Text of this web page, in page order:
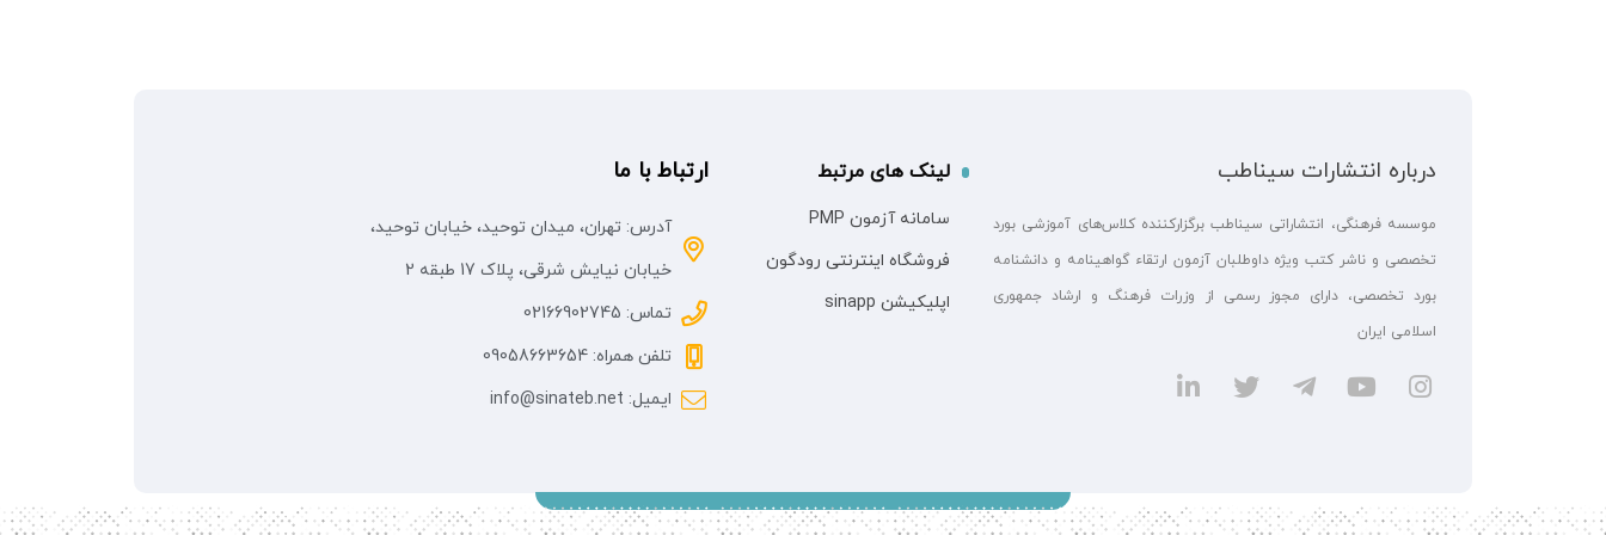
درباره انتشارات سیناطب
موسسه فرهنگی، انتشاراتی سیناطب برگزارکننده کلاس‌های آموزشی بورد
تخصصی و ناشر کتب ویژه داوطلبان آزمون ارتقاء گواهینامه و دانشنامه
بورد تخصصی، دارای مجوز رسمی از وزرات فرهنگ و ارشاد جمهوری
اسلامی ایران
لینک های مرتبط
سامانه آزمون PMP
فروشگاه اینترنتی رودگون
اپلیکیشن sinapp
ارتباط با ما
آدرس: تهران، میدان توحید، خیابان توحید،
خیابان نیایش شرقی، پلاک 17 طبقه 2
تماس: 02166902745
تلفن همراه: 09058663654
ایمیل: info@sinateb.net